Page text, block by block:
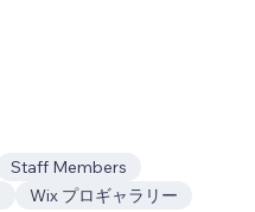
Staff Members
Wix プロギャラリー